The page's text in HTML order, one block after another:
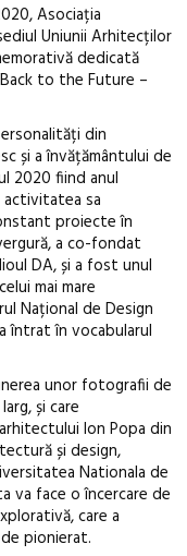
Asociația
Uniunii Arhitecților
dedicată
to the Future –
din
și a învățământului de
2020 fiind anul
activitatea sa
proiecte în
a co-fondat
DA, și a fost unul
mai mare
Național de Design
întrat în vocabularul
unor fotografii de
și care
Ion Popa din
și design,
Nationala de
va face o încercare de
care a
pionierat.